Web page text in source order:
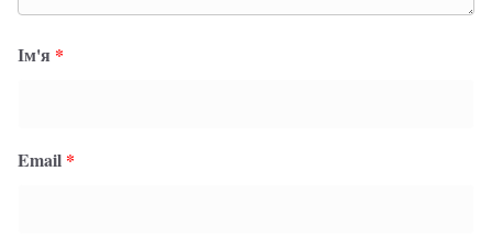
Ім'я *
Email *